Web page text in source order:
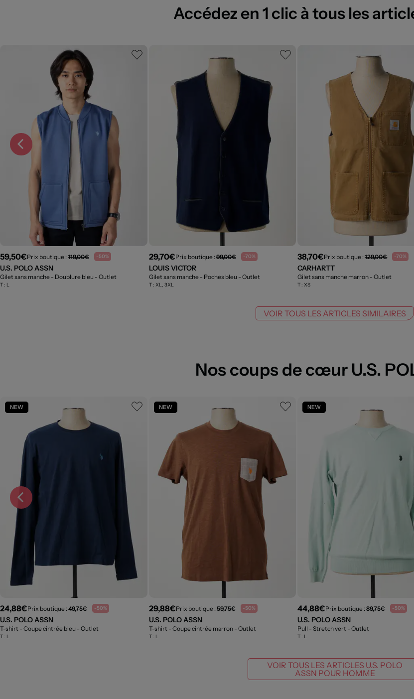
Accédez en 1 clic à tous les
59,50€Prix boutique : 119,00€ -50%
U.S. POLO ASSN
Gilet sans manche - Doublure bleu - Outlet
T : L
29,70€Prix boutique :99,00€ -70%
LOUIS VICTOR
Gilet sans manche - Poches bleu - Outlet
T : XL, 3XL
38,70€Prix boutique :129,00€ -70%
CARHARTT
Gilet sans manche marron - Outlet
T :XS
VOIR TOUS LES ARTICLES SIMILAIRES
Nos coups de cœur U.S.
NEW
24,88€Prix boutique : 49,75€ -50%
U.S. POLO ASSN
T-shirt - Coupe cintrée bleu - Outlet
T : L
NEW
29,88€Prix boutique :59,75€ -50%
U.S. POLO ASSN
T-shirt - Coupe cintrée marron - Outlet
T : L
NEW
44,88€Prix boutique :89,75€ -50%
U.S. POLO ASSN
Pull - Stretch vert - Outlet
T : L
VOIR TOUS LES ARTICLES U.S. POLO
ASSN POUR HOMME